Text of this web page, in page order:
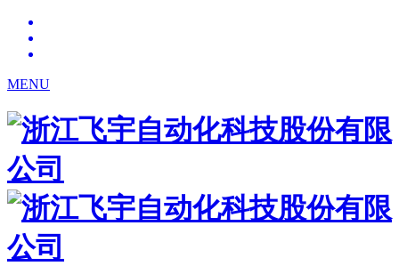
MENU